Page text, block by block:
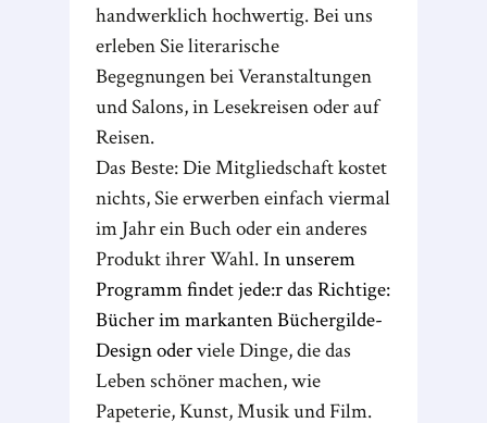
handwerklich hochwertig. Bei uns
erleben Sie literarische
Begegnungen bei Veranstaltungen
und Salons, in Lesekreisen oder auf
Reisen.
Das Beste: Die Mitgliedschaft kostet
nichts, Sie erwerben einfach viermal
im Jahr ein Buch oder ein anderes
Produkt ihrer Wahl. In unserem
Programm findet jede:r das Richtige:
Bücher im markanten Büchergilde-
Design oderviele Dinge, die das
Leben schöner machen, wie
Papeterie, Kunst, Musik und Film.